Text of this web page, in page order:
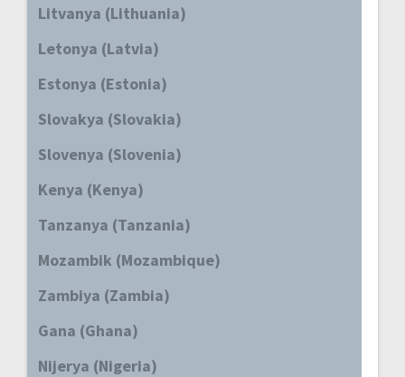
Litvanya (Lithuania)
Letonya (Latvia)
Estonya (Estonia)
Slovakya (Slovakia)
Slovenya (Slovenia)
Kenya (Kenya)
Tanzanya (Tanzania)
Mozambik (Mozambique)
Zambiya (Zambia)
Gana (Ghana)
Nijerya (Nigeria)